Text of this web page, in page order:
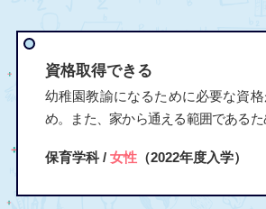
資格取得できる
幼稚園教諭になるために必要な資
め。また、家から通える範囲であるた
保育学科 / 女性（2022年度入学）